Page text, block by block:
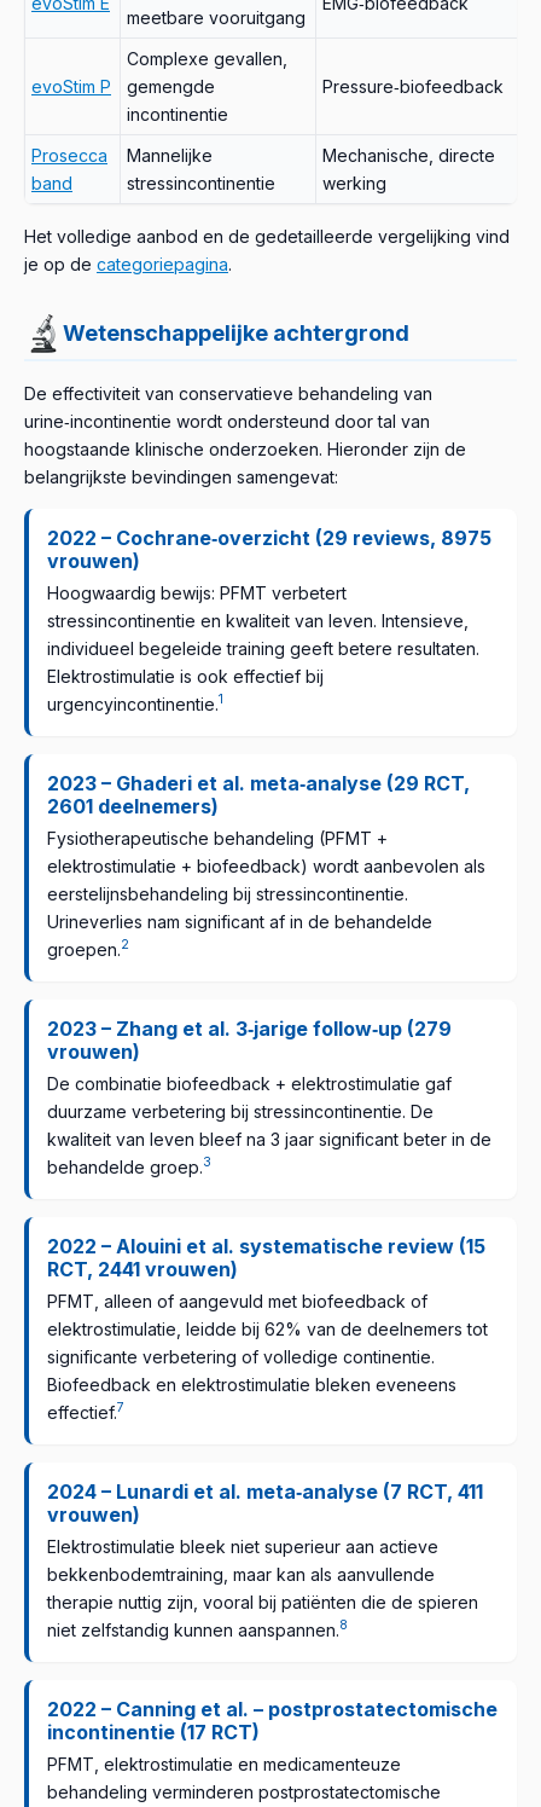
meetbare vooruitgang
evoStim P
Complexe gevallen,
gemengde
incontinentie
Pressure‑biofeedback
Prosecca
band
Mannelijke
stressincontinentie
Mechanische, directe
werking
Het volledige aanbod en de gedetailleerde vergelijking vind
je op de categoriepagina.
Wetenschappelijke achtergrond
De effectiviteit van conservatieve behandeling van
urine‑incontinentie wordt ondersteund door tal van
hoogstaande klinische onderzoeken. Hieronder zijn de
belangrijkste bevindingen samengevat:
2022 – Cochrane‑overzicht (29 reviews, 8975
vrouwen)
Hoogwaardig bewijs: PFMT verbetert
stressincontinentie en kwaliteit van leven. Intensieve,
individueel begeleide training geeft betere resultaten.
Elektrostimulatie is ook effectief bij
urgencyincontinentie.1
2023 – Ghaderi et al. meta‑analyse (29 RCT,
2601 deelnemers)
Fysiotherapeutische behandeling (PFMT +
elektrostimulatie + biofeedback) wordt aanbevolen als
eerstelijnsbehandeling bij stressincontinentie.
Urineverlies nam significant af in de behandelde
groepen.2
2023 – Zhang et al. 3‑jarige follow‑up (279
vrouwen)
De combinatie biofeedback + elektrostimulatie gaf
duurzame verbetering bij stressincontinentie. De
kwaliteit van leven bleef na 3 jaar significant beter in de
behandelde groep.3
2022 – Alouini et al. systematische review (15
RCT, 2441 vrouwen)
PFMT, alleen of aangevuld met biofeedback of
elektrostimulatie, leidde bij 62% van de deelnemers tot
significante verbetering of volledige continentie.
Biofeedback en elektrostimulatie bleken eveneens
effectief.7
2024 – Lunardi et al. meta‑analyse (7 RCT, 411
vrouwen)
Elektrostimulatie bleek niet superieur aan actieve
bekkenbodemtraining, maar kan als aanvullende
therapie nuttig zijn, vooral bij patiënten die de spieren
niet zelfstandig kunnen aanspannen.8
2022 – Canning et al. – postprostatectomische
incontinentie (17 RCT)
PFMT, elektrostimulatie en medicamenteuze
behandeling verminderen postprostatectomische